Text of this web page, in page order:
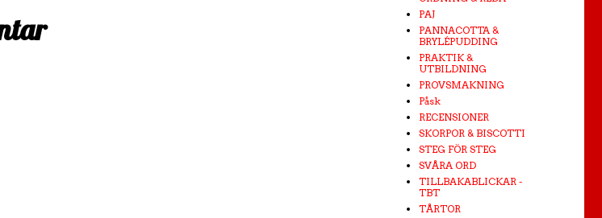
PAJ
PANNACOTTA &
BRYLÉPUDDING
PRAKTIK &
UTBILDNING
PROVSMAKNING
Påsk
RECENSIONER
SKORPOR & BISCOTTI
STEG FÖR STEG
SVÅRA ORD
TILLBAKABLICKAR -
TBT
TÅRTOR